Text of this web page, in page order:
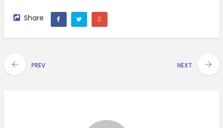
Share
PREV NEXT